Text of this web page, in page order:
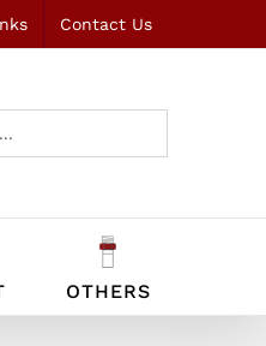
Contact Us
OTHERS